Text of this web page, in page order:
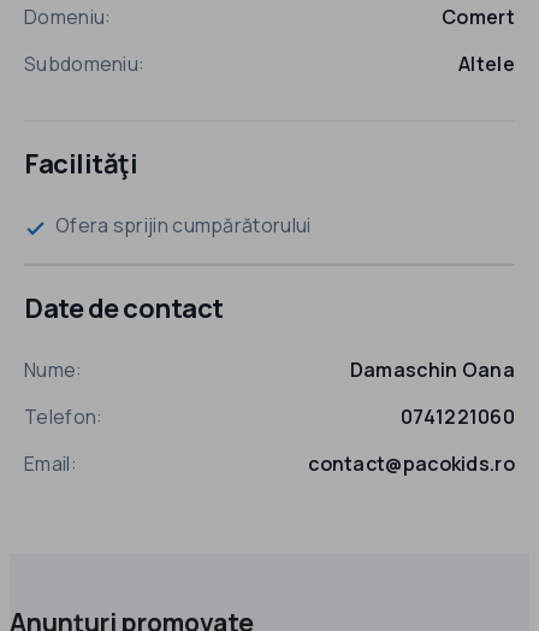
Domeniu:
Comert
Subdomeniu:
Altele
Facilităţi
check Ofera sprijin cumpărătorului
Date de contact
Nume:
Damaschin Oana
Telefon:
0741221060
Email:
contact@pacokids.ro
Anunțuri promovate